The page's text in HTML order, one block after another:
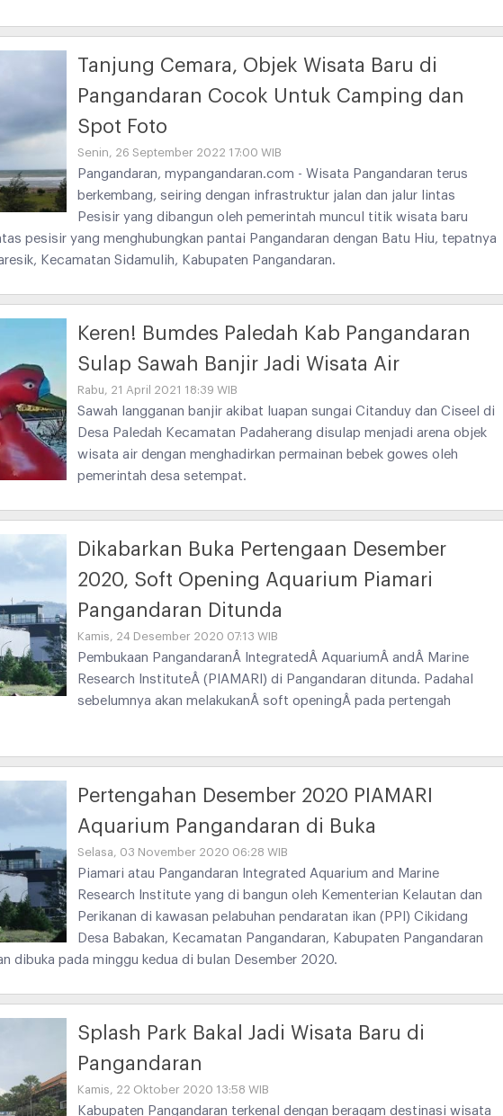
Tanjung Cemara, Objek Wisata Baru di
Pangandaran Cocok Untuk Camping dan
Spot Foto
Senin, 26 September 2022 17:00 WIB
Pangandaran, mypangandaran.com - Wisata Pangandaran terus
berkembang, seiring dengan infrastruktur jalan dan jalur lintas
Pesisir yang dibangun oleh pemerintah muncul titik wisata baru
pesisir yang menghubungkan pantai Pangandaran dengan Batu Hiu, tepatnya
Kecamatan Sidamulih, Kabupaten Pangandaran.
Keren! Bumdes Paledah Kab Pangandaran
Sulap Sawah Banjir Jadi Wisata Air
Rabu, 21 April 2021 18:39 WIB
Sawah langganan banjir akibat luapan sungai Citanduy dan Ciseel di
Desa Paledah Kecamatan Padaherang disulap menjadi arena objek
wisata air dengan menghadirkan permainan bebek gowes oleh
pemerintah desa setempat.
Dikabarkan Buka Pertengaan Desember
2020, Soft Opening Aquarium Piamari
Pangandaran Ditunda
Kamis, 24 Desember 2020 07:13 WIB
Pembukaan PangandaranÂ IntegratedÂ AquariumÂ andÂ Marine
Research InstituteÂ (PIAMARI) di Pangandaran ditunda. Padahal
sebelumnya akan melakukanÂ soft openingÂ pada pertengah
Pertengahan Desember 2020 PIAMARI
Aquarium Pangandaran di Buka
Selasa, 03 November 2020 06:28 WIB
Piamari atau Pangandaran Integrated Aquarium and Marine
Research Institute yang di bangun oleh Kementerian Kelautan dan
Perikanan di kawasan pelabuhan pendaratan ikan (PPI) Cikidang
Desa Babakan, Kecamatan Pangandaran, Kabupaten Pangandaran
dibuka pada minggu kedua di bulan Desember 2020.
Splash Park Bakal Jadi Wisata Baru di
Pangandaran
Kamis, 22 Oktober 2020 13:58 WIB
Kabupaten Pangandaran terkenal dengan beragam destinasi wisata